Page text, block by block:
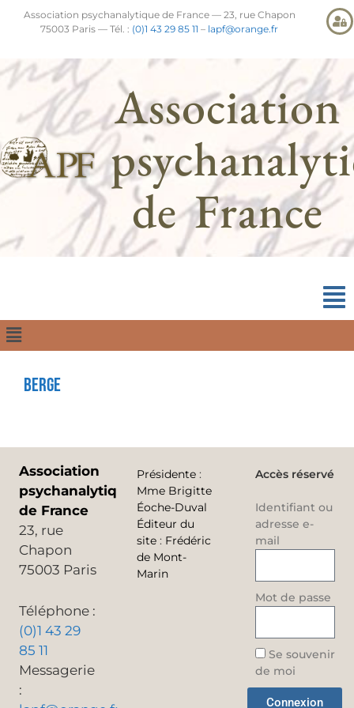
Association psychanalytique de France — 23, rue Chapon
75003 Paris — Tél. : (0)1 43 29 85 11 – lapf@orange.fr
Association
de France
Berge
Association
psychanalytique
de France
23, rue
Chapon
75003 Paris
Téléphone :
(0)1 43 29
85 11
Messagerie
:
Présidente :
Mme Brigitte
Éoche-Duval
Éditeur du
site : Frédéric
de Mont-
Marin
Accès réservé
Identifiant ou
adresse e-
mail
Mot de passe
Se souvenir
de moi
Connexion